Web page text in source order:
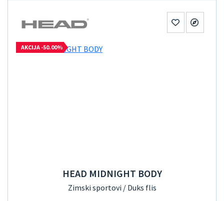
AKCIJA -50.00%
HEAD MIDNIGHT BODY
Zimski sportovi / Duks flis